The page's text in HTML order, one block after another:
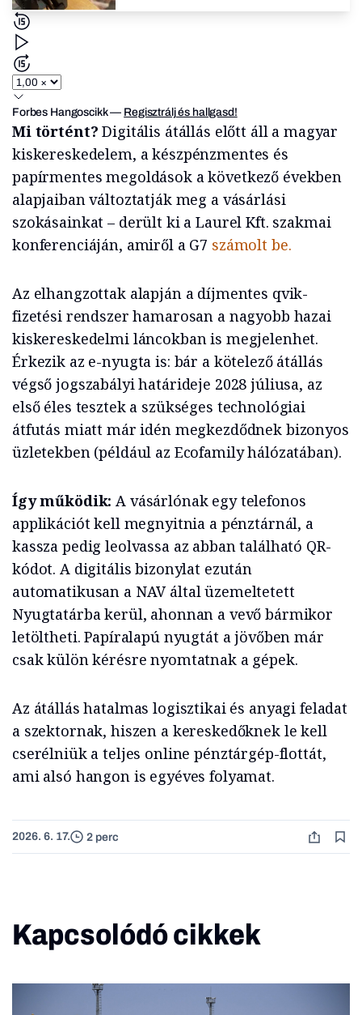
Forbes Hangoscikk— Regisztrálj és hallgasd!
Mi történt? Digitális átállás előtt áll a magyar
kiskereskedelem, a készpénzmentes és
papírmentes megoldások a következő években
alapjaiban változtatják meg a vásárlási
szokásainkat – derült ki a Laurel Kft. szakmai
konferenciáján, amiről a G7 számolt be.
Az elhangzottak alapján a díjmentes qvik-
fizetési rendszer hamarosan a nagyobb hazai
kiskereskedelmi láncokban is megjelenhet.
Érkezik az e-nyugta is: bár a kötelező átállás
végső jogszabályi határideje 2028 júliusa, az
első éles tesztek a szükséges technológiai
átfutás miatt már idén megkezdődnek bizonyos
üzletekben (például az Ecofamily hálózatában).
Így működik:A vásárlónak egy telefonos
applikációt kell megnyitnia a pénztárnál, a
kassza pedig leolvassa az abban található QR-
kódot. A digitális bizonylat ezután
automatikusan a NAV által üzemeltetett
Nyugtatárba kerül, ahonnan a vevő bármikor
letöltheti. Papíralapú nyugtát a jövőben már
csak külön kérésre nyomtatnak a gépek.
Az átállás hatalmas logisztikai és anyagi feladat
a szektornak, hiszen a kereskedőknek le kell
cserélniük a teljes online pénztárgép-flottát,
ami alsó hangon is egyéves folyamat.
2026. 6. 17. 2 perc
Kapcsolódó cikkek